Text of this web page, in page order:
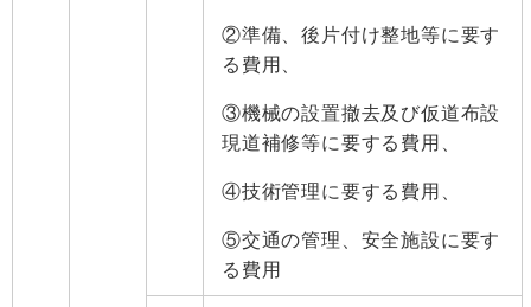
②準備、後片付け整地等に要す
る費用、
③機械の設置撤去及び仮道布設
現道補修等に要する費用、
④技術管理に要する費用、
⑤交通の管理、安全施設に要す
る費用